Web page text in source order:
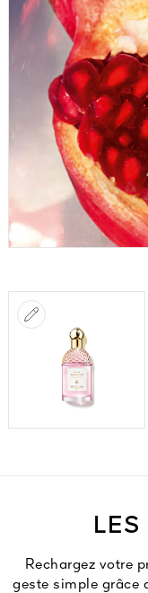
Rechargez votre
geste simple grâce